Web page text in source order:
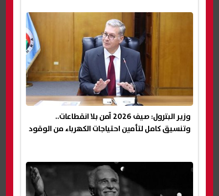
وزير البترول: صيف 2026 آمن بلا انقطاعات..
وتنسيق كامل لتأمين احتياجات الكهرباء من الوقود